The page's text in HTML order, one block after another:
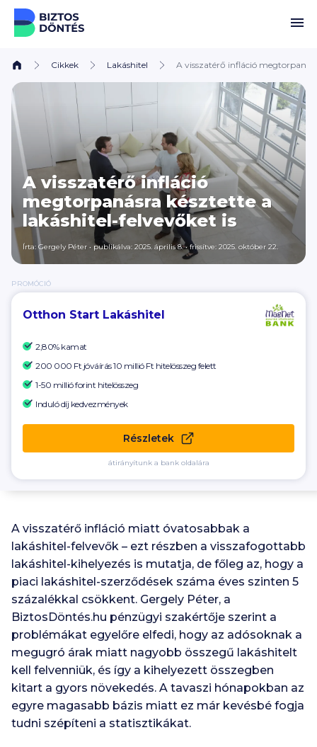
Ugrás a tartalomhoz
Cikkek Lakáshitel A visszatérő infláció
A visszatérő infláció
megtorpanásra késztette a
lakáshitel-felvevőket is
Írta: Gergely Péter • publikálva: 2025. április 8.• frissítve: 2025. október 22.
PROMÓCIÓ
Otthon Start Lakáshitel
2,80% kamat
200 000 Ft jóváírás 10 millió Ft hitelösszeg felett
1-50 millió forint hitelösszeg
Induló díj kedvezmények
Részletek
átirányítunk a bank oldalára
A visszatérő infláció miatt óvatosabbak a
lakáshitel-felvevők – ezt részben a visszafogottabb
lakáshitel-kihelyezés is mutatja, de főleg az, hogy a
piaci lakáshitel-szerződések száma éves szinten 5
százalékkal csökkent. Gergely Péter, a
BiztosDöntés.hu pénzügyi szakértője szerint a
problémákat egyelőre elfedi, hogy az adósoknak a
megugró árak miatt nagyobb összegű lakáshitelt
kell felvenniük, és így a kihelyezett összegben
kitart a gyors növekedés. A tavaszi hónapokban az
egyre magasabb bázis miatt ez már kevésbé fogja
tudni szépíteni a statisztikákat.